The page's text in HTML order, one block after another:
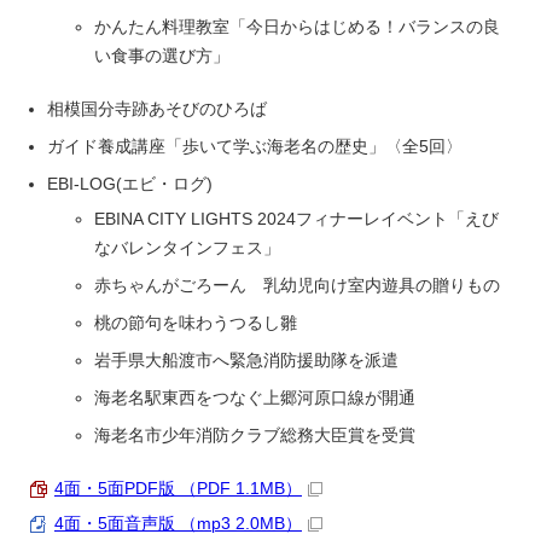
かんたん料理教室「今日からはじめる！バランスの良
い食事の選び方」
相模国分寺跡あそびのひろば
ガイド養成講座「歩いて学ぶ海老名の歴史」〈全5回〉
EBI-LOG(エビ・ログ)
EBINA CITY LIGHTS 2024フィナーレイベント「えび
なバレンタインフェス」
赤ちゃんがごろーん 乳幼児向け室内遊具の贈りもの
桃の節句を味わうつるし雛
岩手県大船渡市へ緊急消防援助隊を派遣
海老名駅東西をつなぐ上郷河原口線が開通
海老名市少年消防クラブ総務大臣賞を受賞
4面・5面PDF版 （PDF 1.1MB）
4面・5面音声版 （mp3 2.0MB）